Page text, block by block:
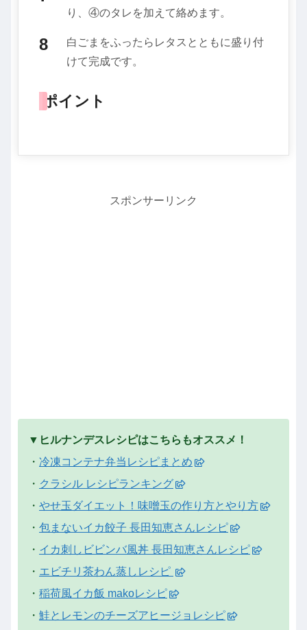
り、④のタレを加えて絡めます。
白ごまをふったらレタスとともに盛り付
けて完成です。
ポイント
スポンサーリンク
▼ヒルナンデスレシピはこちらもオススメ！
・ 冷凍コンテナ弁当レシピまとめ
・ クラシル レシピランキング
・ やせ玉ダイエット！味噌玉の作り方とやり方
・ 包まないイカ餃子 長田知恵さんレシピ
・ イカ刺しビビンバ風丼 長田知恵さんレシピ
・ エビチリ茶わん蒸しレシピ
・ 稲荷風イカ飯 makoレシピ
・ 鮭とレモンのチーズアヒージョレシピ